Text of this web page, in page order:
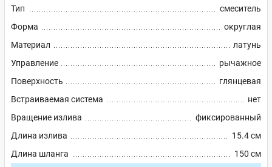
Тип
смеситель
Форма
округлая
Материал
латунь
Управление
рычажное
Поверхность
глянцевая
Встраиваемая система
нет
Вращение излива
фиксированный
Длина излива
15.4 см
Длина шланга
150 см